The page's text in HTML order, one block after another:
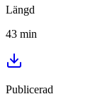
Längd
43 min
Publicerad